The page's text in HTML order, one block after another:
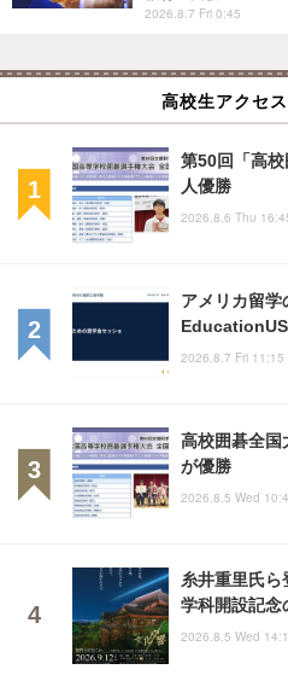
2026.8.7 Fri 0:45
高校生アクセ
第50回「高
人優勝
2026.8.6 Thu
アメリカ留学
2026.8.7 Fri 11:15
高校囲碁全国
が優勝
2026.8.5 Wed
糸井重里氏ら
学科開設記念
2026.8.5 Wed